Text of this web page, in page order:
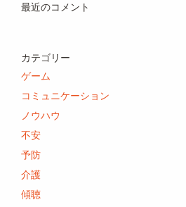
最近のコメント
カテゴリー
ゲーム
コミュニケーション
ノウハウ
不安
予防
介護
傾聴